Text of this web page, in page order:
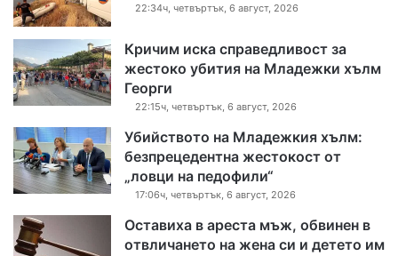
22:34ч, четвъртък, 6 август, 2026
Кричим иска справедливост за
жестоко убития на Младежки хълм
Георги
22:15ч, четвъртък, 6 август, 2026
Убийството на Младежкия хълм:
безпрецедентна жестокост от
„ловци на педофили“
17:06ч, четвъртък, 6 август, 2026
Оставиха в ареста мъж, обвинен в
отвличането на жена си и детето им